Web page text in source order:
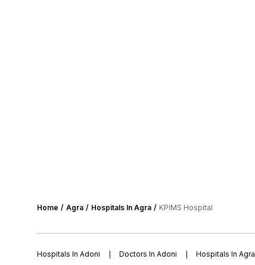
Home Agra Hospitals In Agra KPIMS Hospital
Hospitals In Adoni Doctors In Adoni Hospitals In Agra